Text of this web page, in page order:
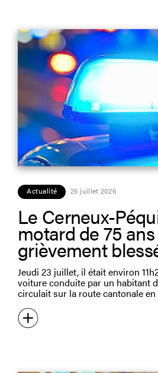
Actualité 25 juillet 2026
Le Cerneux-
motard de 75 ans
grièvement
Jeudi 23 juillet, il était environ
voiture conduite par un habitant
circulait sur la route cantonale